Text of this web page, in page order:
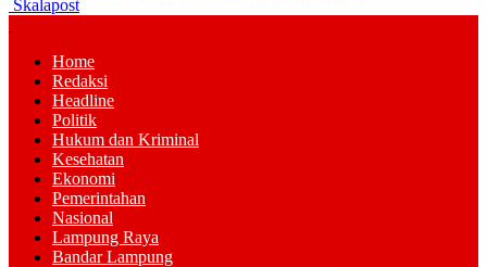
Skalapost
Home
Redaksi
Headline
Politik
Hukum dan Kriminal
Kesehatan
Ekonomi
Pemerintahan
Nasional
Lampung Raya
Bandar Lampung